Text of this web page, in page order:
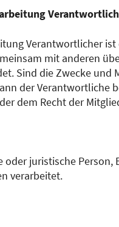
Verantwortlicher
mit anderen
Sind die Zwecke
der Verantwortliche
dem Recht der
juristische
verarbeitet.